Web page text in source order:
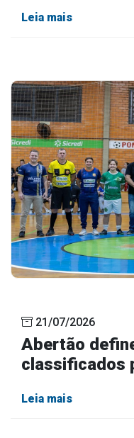
Leia mais
21/07/2026
Abertão
classificados
Leia mais